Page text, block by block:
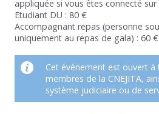
appliquée si vous êtes connecté
Etudiant DU : 80 €
Accompagnant repas (personne
uniquement au repas de gala) : 60 €
Cet événement est ouvert
membres de la CNEJITA,
système judiciaire ou de